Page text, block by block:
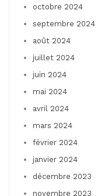
octobre 2024
septembre 2024
août 2024
juillet 2024
juin 2024
mai 2024
avril 2024
mars 2024
février 2024
janvier 2024
décembre 2023
novembre 2023